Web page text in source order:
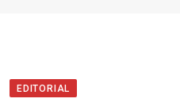
EDITORIAL